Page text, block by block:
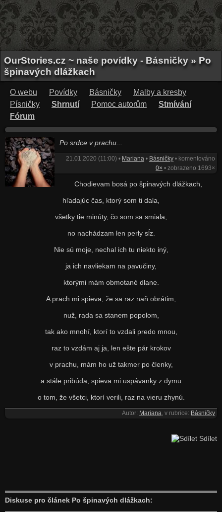
OurStories.cz ~ naše povídky - Básničky » Po
špinavých dlážkach
O webu Povídky Básničky
Malby a kresby
Písničky
Shrnutí Pomoc autorům
Stmívání
Fórum
Po srdce v prachu...
21.01.2020 (11:00) • Mariana • Básničky • komentováno
0× • zobrazeno 1693×
Chodievam bosá po špinavých dlážkach,
hľadajúc čas, ktorý som ti dala,
všetky tie minúty, čo som sa smiala,
no nachádzam len perly sĺz.
Nie sú moje, nechal ich tu niekto iný,
ja ich navliekam na pavučiny,
ktorými mám obmotané dlane.
A prach mi spieva, že sa raz naň obrátim,
nuž, rada sa stanem popolom,
tak ako mnohí, ktorí to vzdali predo mnou,
raz to vzdám aj ja, len ešte pár krokov
v prachu, mám ho už takmer po členky,
a stále pribúda, spieva mi uspávanky z dymu
o tom, že všetci, ktorí verili, raz na vieru zhynú.
Autor: Mariana, v rubrice: Básničky
Sdílet
Diskuse pro článek Po špinavých dlážkach: